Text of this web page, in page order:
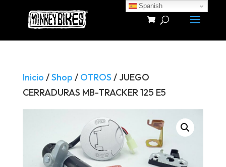
Búsqueda
productos
Inicio /Shop / OTROS / JUEGO
CERRADURAS MB-TRACKER 125 E5
Spanish